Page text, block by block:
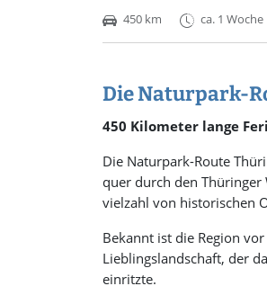
450 km ca. 1 Woche
Die Naturpark-
450 Kilometer lange
Die Naturpark-Route
quer durch den Thüringer
vielzahl von historischen
Bekannt ist die Region
Lieblingslandschaft, der
einritzte.